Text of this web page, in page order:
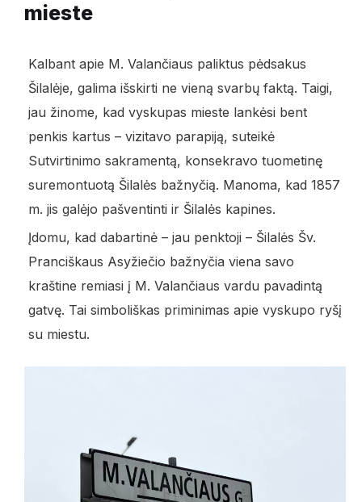
mieste
Kalbant apie M. Valančiaus paliktus pėdsakus
Šilalėje, galima išskirti ne vieną svarbų faktą. Taigi,
jau žinome, kad vyskupas mieste lankėsi bent
penkis kartus – vizitavo parapiją, suteikė
Sutvirtinimo sakramentą, konsekravo tuometinę
suremontuotą Šilalės bažnyčią. Manoma, kad 1857
m. jis galėjo pašventinti ir Šilalės kapines.
Įdomu, kad dabartinė – jau penktoji – Šilalės Šv.
Pranciškaus Asyžiečio bažnyčia viena savo
kraštine remiasi į M. Valančiaus vardu pavadintą
gatvę. Tai simboliškas priminimas apie vyskupo ryšį
su miestu.